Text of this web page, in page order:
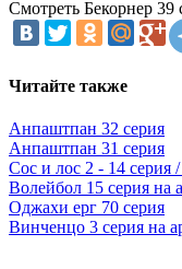
Смотреть Бекорнер 39
Читайте также
Анпаштпан 32 серия
Анпаштпан 31 серия
Сос и лос 2 - 14 серия
Волейбол 15 серия на
Оджахи ерг 70 серия
Винченцо 3 серия на